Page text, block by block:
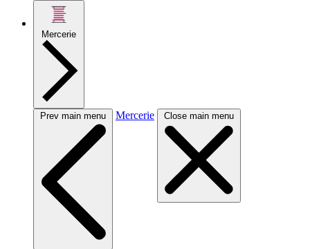
Mercerie
Prev main menu Mercerie Close main menu